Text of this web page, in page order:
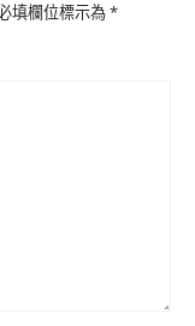
填欄位標示為*